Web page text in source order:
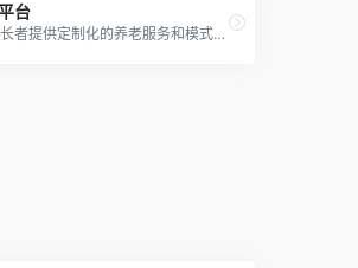
台
为特殊需求的长者提供定制化的养老服务和模式，我们还提供床位转让，养老顾问一对一咨询，为长者的晚年生活提供完善，可靠，信赖的养老规划服务。